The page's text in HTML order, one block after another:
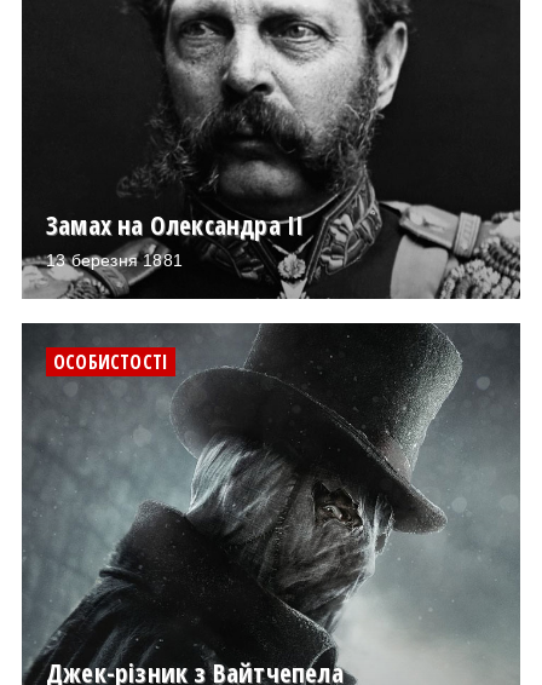
Замах на Олександра ІІ
13 березня 1881
ОСОБИСТОСТІ
Джек-різник з Вайтчепела